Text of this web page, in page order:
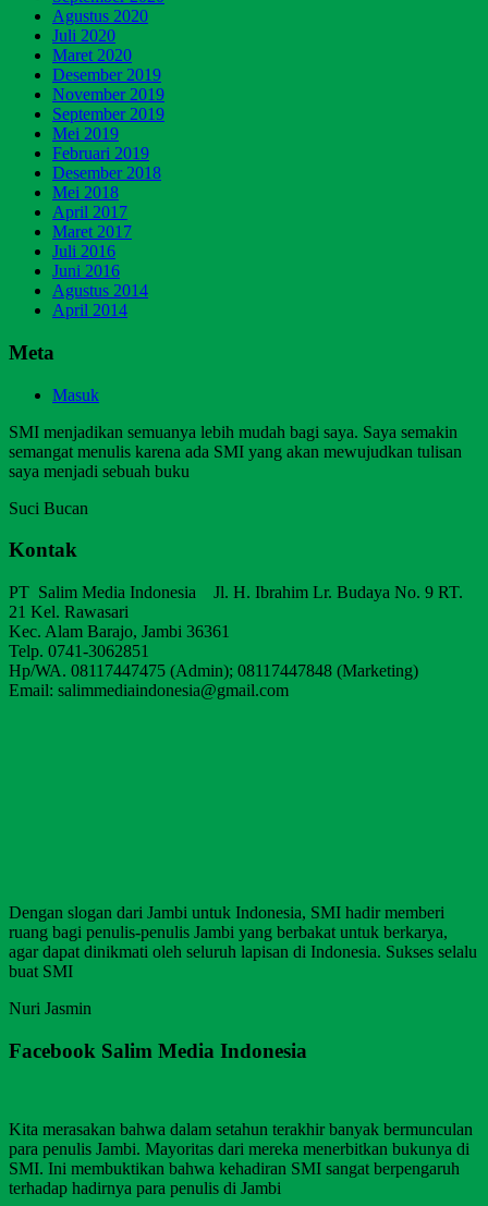
Agustus 2020
Juli 2020
Maret 2020
Desember 2019
November 2019
September 2019
Mei 2019
Februari 2019
Desember 2018
Mei 2018
April 2017
Maret 2017
Juli 2016
Juni 2016
Agustus 2014
April 2014
Meta
Masuk
SMI menjadikan semuanya lebih mudah bagi saya. Saya semakin
semangat menulis karena ada SMI yang akan mewujudkan tulisan
saya menjadi sebuah buku
Suci Bucan
Kontak
PT Salim Media Indonesia Jl. H. Ibrahim Lr. Budaya No. 9 RT.
21 Kel. Rawasari
Kec. Alam Barajo, Jambi 36361
Telp. 0741-3062851
Hp/WA. 08117447475 (Admin); 08117447848 (Marketing)
Email: salimmediaindonesia@gmail.com
Dengan slogan dari Jambi untuk Indonesia, SMI hadir memberi
ruang bagi penulis-penulis Jambi yang berbakat untuk berkarya,
agar dapat dinikmati oleh seluruh lapisan di Indonesia. Sukses selalu
buat SMI
Nuri Jasmin
Facebook Salim Media Indonesia
Kita merasakan bahwa dalam setahun terakhir banyak bermunculan
para penulis Jambi. Mayoritas dari mereka menerbitkan bukunya di
SMI. Ini membuktikan bahwa kehadiran SMI sangat berpengaruh
terhadap hadirnya para penulis di Jambi